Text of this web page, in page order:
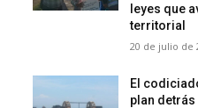
leyes que
territorial
20 de julio de
El
plan